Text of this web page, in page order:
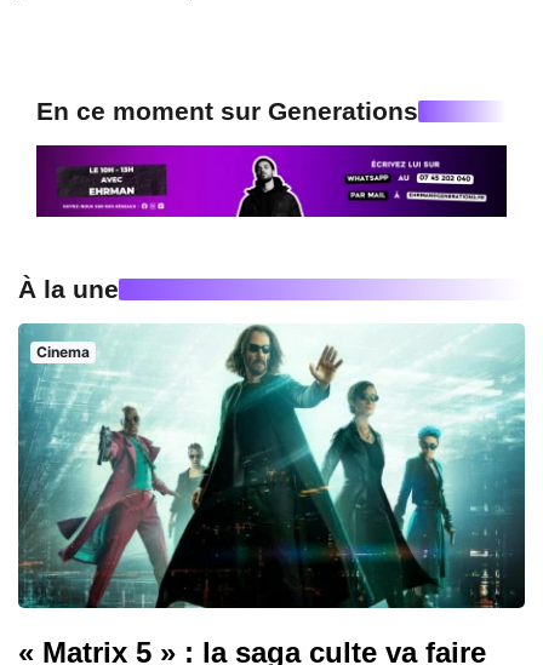
En ce moment sur Generations
À la une
Cinema
« Matrix 5 » : la saga culte va faire